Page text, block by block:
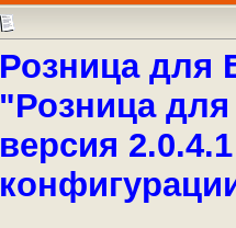
Розница для
"Розница
версия